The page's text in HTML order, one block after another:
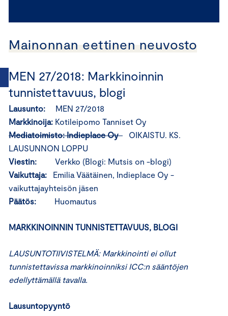
Mainonnan eettinen neuvosto
MEN 27/2018: Markkinoinnin
tunnistettavuus, blogi
Lausunto:
MEN 27/2018
Markkinoija: Kotileipomo Tanniset Oy
Mediatoimisto: Indieplace Oy
OIKAISTU. KS.
LAUSUNNON LOPPU
Viestin: Verkko (Blogi: Mutsis on -blogi)
Vaikuttaja: Emilia Väätäinen, Indieplace Oy -
vaikuttajayhteisön jäsen
Päätös: Huomautus
MARKKINOINNIN TUNNISTETTAVUUS, BLOGI
LAUSUNTOTIIVISTELMÄ: Markkinointi ei ollut
tunnistettavissa markkinoinniksi ICC:n sääntöjen
edellyttämällä tavalla.
Lausuntopyyntö